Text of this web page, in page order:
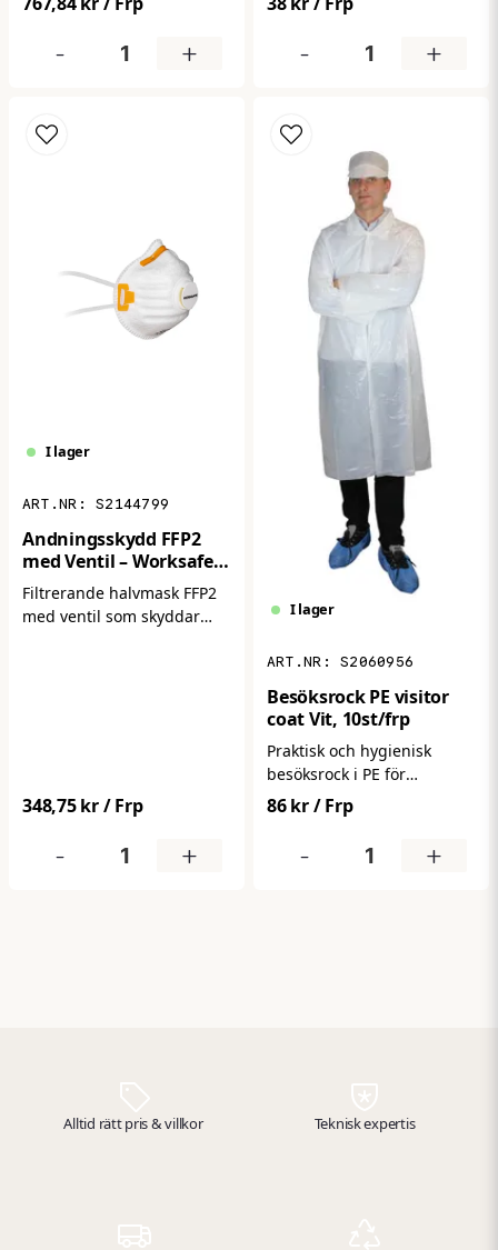
fina partiklar och aerosoler
utandningsventilen gör
arbetspass genom att
andningsskydd i
exempelvis bygg‑ och
verkstadsmiljöer.
- +
hygien genom att hålla
håret på plats i känsliga
miljöer. Perfekt för
förpackning om 100 st.
- +
I lager
S2144799
Andningsskydd FFP2
med Ventil – Worksafe
W21V (15-pack)
Filtrerande halvmask FFP2
med ventil som skyddar
348,75 kr/ Frp
- +
I lager
S2060956
Besöksrock PE visitor
coat Vit, 10st/frp
Praktisk och hygienisk
besöksrock i PE för
engångsbruk. Skyddar
effektivt kläder mot smuts,
vätska och partiklar i
känsliga miljöer. Lätt,
86 kr/ Frp
- +
Alltid rätt pris & villkor Teknisk expertis